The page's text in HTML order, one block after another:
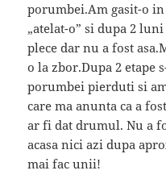
porumbei.Am gasit-o
„atelat-o” si dupa 2
plece dar nu a fost
o la zbor.Dupa 2 etape
porumbei pierduti si
care ma anunta ca a
ar fi dat drumul. Nu a
acasa nici azi dupa
mai fac unii!